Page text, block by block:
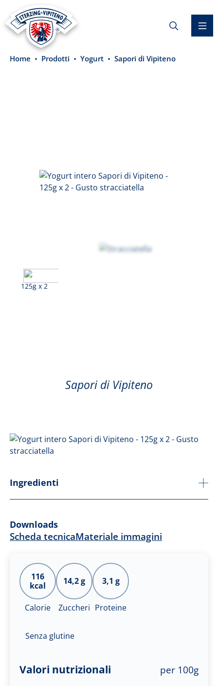
principale
Home Prodotti Yogurt Sapori di Vipiteno
125g x 2
Sapori di Vipiteno
Ingredienti
Downloads
Scheda tecnicaMateriale immagini
116
kcal
Calorie
14,2 g
Zuccheri
3,1 g
Proteine
Senza glutine
Valori nutrizionali per 100g